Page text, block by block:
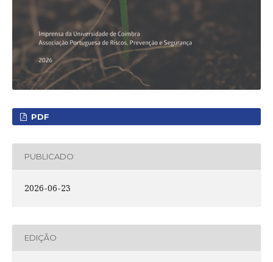
PDF
PUBLICADO
2026-06-23
EDIÇÃO